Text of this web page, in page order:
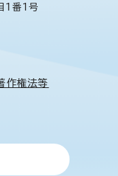
1番1号
作権法等